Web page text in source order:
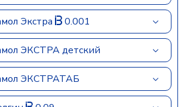
Экстра 0.001
ЭКСТРА детский
ЭКСТРАТАБ